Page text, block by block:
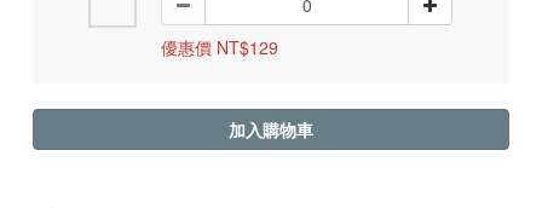
優惠價 NT$129
加入購物車